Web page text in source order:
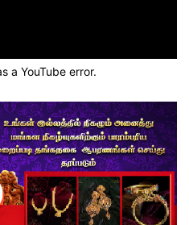
a YouTube error.